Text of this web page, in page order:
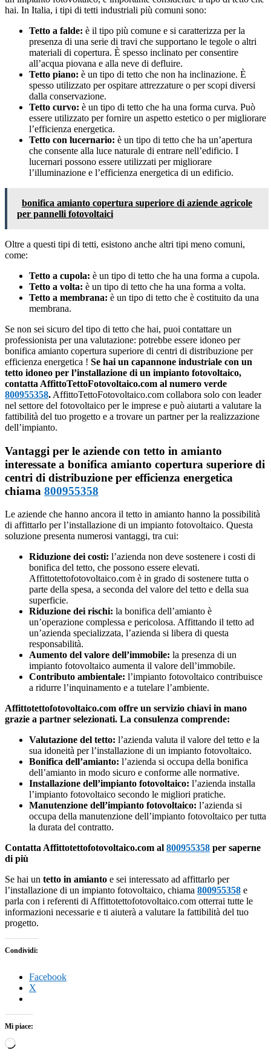
hai. In Italia, i tipi di tetti industriali più comuni sono:
Tetto a falde: è il tipo più comune e si caratterizza per la
presenza di una serie di travi che supportano le tegole o altri
materiali di copertura. È spesso inclinato per consentire
all’acqua piovana e alla neve di defluire.
Tetto piano: è un tipo di tetto che non ha inclinazione. È
spesso utilizzato per ospitare attrezzature o per scopi diversi
dalla conservazione.
Tetto curvo: è un tipo di tetto che ha una forma curva. Può
essere utilizzato per fornire un aspetto estetico o per migliorare
l’efficienza energetica.
Tetto con lucernario: è un tipo di tetto che ha un’apertura
che consente alla luce naturale di entrare nell’edificio. I
lucernari possono essere utilizzati per migliorare
l’illuminazione e l’efficienza energetica di un edificio.
bonifica amianto copertura superiore di aziende agricole
per pannelli fotovoltaici
Oltre a questi tipi di tetti, esistono anche altri tipi meno comuni,
come:
Tetto a cupola: è un tipo di tetto che ha una forma a cupola.
Tetto a volta: è un tipo di tetto che ha una forma a volta.
Tetto a membrana: è un tipo di tetto che è costituito da una
membrana.
Se non sei sicuro del tipo di tetto che hai, puoi contattare un
professionista per una valutazione: potrebbe essere idoneo per
bonifica amianto copertura superiore di centri di distribuzione per
efficienza energetica ! Se hai un capannone industriale con un
tetto idoneo per l’installazione di un impianto fotovoltaico,
contatta AffittoTettoFotovoltaico.com al numero verde
800955358. AffittoTettoFotovoltaico.com collabora solo con leader
nel settore del fotovoltaico per le imprese e può aiutarti a valutare la
fattibilità del tuo progetto e a trovare un partner per la realizzazione
dell’impianto.
Vantaggi per le aziende con tetto in amianto
interessate a bonifica amianto copertura superiore di
centri di distribuzione per efficienza energetica
chiama 800955358
Le aziende che hanno ancora il tetto in amianto hanno la possibilità
di affittarlo per l’installazione di un impianto fotovoltaico. Questa
soluzione presenta numerosi vantaggi, tra cui:
Riduzione dei costi: l’azienda non deve sostenere i costi di
bonifica del tetto, che possono essere elevati.
Affittotettofotovoltaico.com è in grado di sostenere tutta o
parte della spesa, a seconda del valore del tetto e della sua
superficie.
Riduzione dei rischi: la bonifica dell’amianto è
un’operazione complessa e pericolosa. Affittando il tetto ad
un’azienda specializzata, l’azienda si libera di questa
responsabilità.
Aumento del valore dell’immobile: la presenza di un
impianto fotovoltaico aumenta il valore dell’immobile.
Contributo ambientale: l’impianto fotovoltaico contribuisce
a ridurre l’inquinamento e a tutelare l’ambiente.
Affittotettofotovoltaico.com offre un servizio chiavi in mano
grazie a partner selezionati. La consulenza comprende:
Valutazione del tetto: l’azienda valuta il valore del tetto e la
sua idoneità per l’installazione di un impianto fotovoltaico.
Bonifica dell’amianto: l’azienda si occupa della bonifica
dell’amianto in modo sicuro e conforme alle normative.
Installazione dell’impianto fotovoltaico: l’azienda installa
l’impianto fotovoltaico secondo le migliori pratiche.
Manutenzione dell’impianto fotovoltaico: l’azienda si
occupa della manutenzione dell’impianto fotovoltaico per tutta
la durata del contratto.
Contatta Affittotettofotovoltaico.com al 800955358 per saperne
di più
Se hai un tetto in amianto e sei interessato ad affittarlo per
l’installazione di un impianto fotovoltaico, chiama 800955358 e
parla con i referenti di Affittotettofotovoltaico.com otterrai tutte le
informazioni necessarie e ti aiuterà a valutare la fattibilità del tuo
progetto.
Condividi:
Facebook
X
Mi piace:
Caricamento